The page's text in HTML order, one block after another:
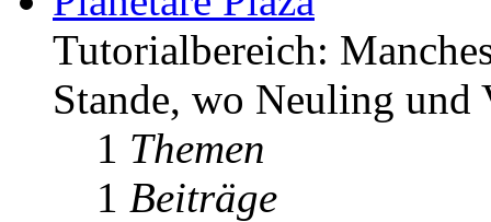
Tutorialbereich:
Stande, wo Neuling und
1 Themen
1 Beiträge